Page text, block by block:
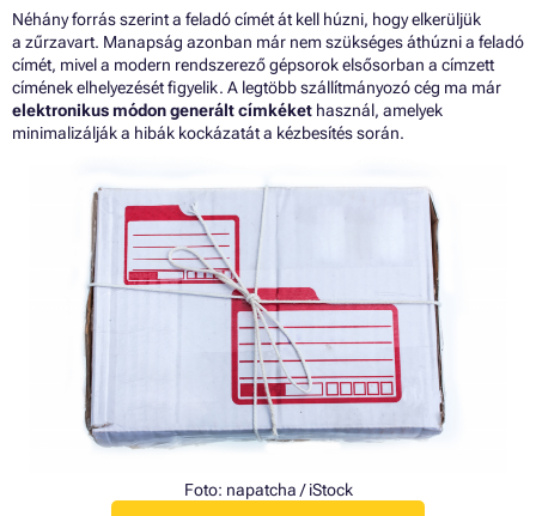
Néhány forrás szerint a feladó címét át kell húzni, hogy elkerüljük
a zűrzavart. Manapság azonban már nem szükséges áthúzni a feladó
címét, mivel a modern rendszerező gépsorok elsősorban a címzett
címének elhelyezését figyelik. A legtöbb szállítmányozó cég ma már
elektronikus módon generált címkéket használ, amelyek
minimalizálják a hibák kockázatát a kézbesítés során.
Foto: napatcha / iStock